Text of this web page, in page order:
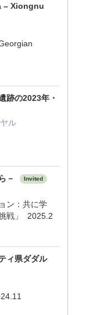
– Xiongnu
跡の2023年・
ル
－ Invited
ン：共に学
戦」 2025.2
ィ県ダダル